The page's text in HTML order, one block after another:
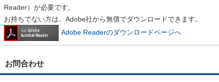
Reader）が必要です。
お持ちでない方は、Adobe社から無償でダウンロードできます。
Adobe Readerのダウンロードページへ
お問合わせ